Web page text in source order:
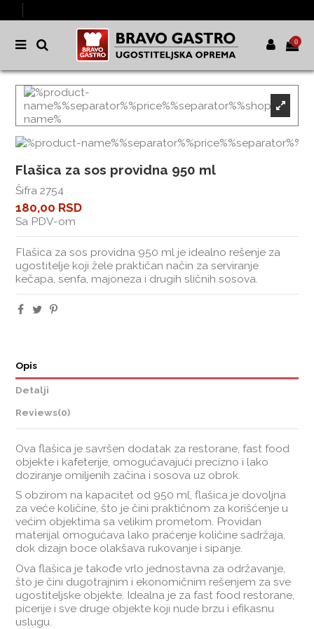
0
Flašica za sos providna 950 ml
Šifra 2754
180,00 RSD
Sa PDV-om
Flašica za sos providna 950 ml je idealno rešenje za
ugostitelje koji žele praktičan način za serviranje
kečapa, senfa, majoneza i drugih sličnih sosova.
Opis
Detalji
Reviews(0)
Ova flašica je savršen dodatak za restorane, fast food
objekte i kafeterije, omogućavajući precizno i lako
doziranje omiljenih začina i sosova uz obrok.
S obzirom na kapacitet od 950 ml, flašica je dovoljna
za veće količine, što je čini praktičnom za korišćenje u
većim objektima sa velikim prometom. Providan
materijal omogućava lako praćenje količine sadržaja,
dok dizajn boce olakšava rukovanje i sipanje.
Ova flašica je takođe vrlo jednostavna za održavanje,
što je čini dugotrajnim i ekonomičnim rešenjem za sve
ugostiteljske objekte. Idealna je za fast food restorane,
picerije i sve druge objekte koji nude brzu i efikasnu
uslugu.